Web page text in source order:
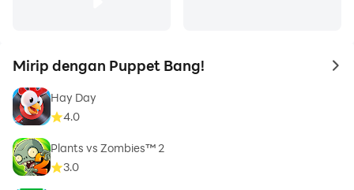
Mirip dengan Puppet Bang! to
Hay Day
4.0
Plants vs Zombies™ 2
3.0